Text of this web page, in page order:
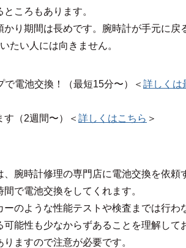
ころもあります。
り期間は長めです。腕時計が手元に戻
たい人には向きません。
電池交換！（最短15分〜）＜ 詳しくは
す（2週間〜）＜ 詳しくはこちら ＞
腕時計修理の専門店に電池交換を依頼
で電池交換をしてくれます。
のような性能テストや検査までは行わ
能性も少なからずあることを理解して
ますので注意が必要です。